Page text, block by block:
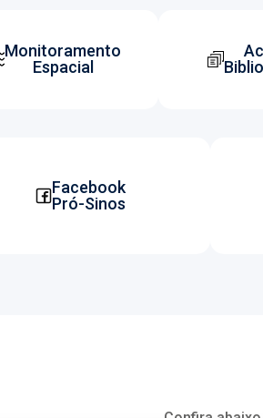
Monitoramento
Espacial
Facebook
Pró-Sinos